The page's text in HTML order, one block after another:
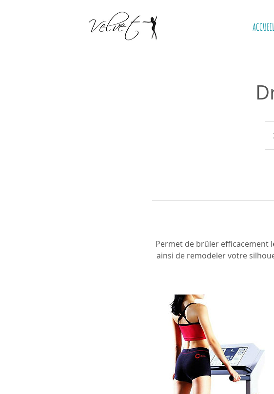
ACCUEIL
Permet de brûler efficacement
ainsi de remodeler votre